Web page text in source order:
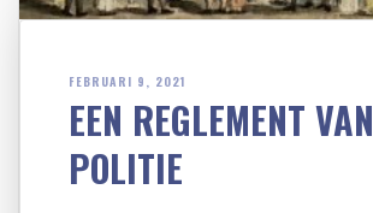
FEBRUARI 9, 2021
EEN REGLEMENT VAN
POLITIE